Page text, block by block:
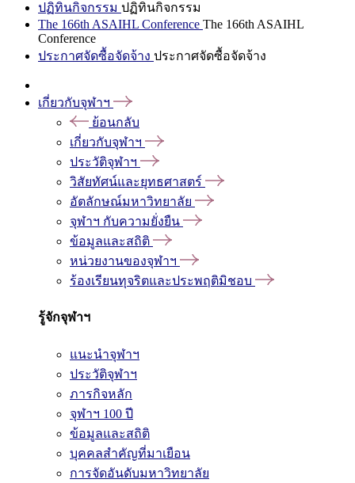
ปฏิทินกิจกรรม ปฏิทินกิจกรรม
The 166th ASAIHL Conference The 166th ASAIHL
Conference
ประกาศจัดซื้อจัดจ้าง ประกาศจัดซื้อจัดจ้าง
เกี่ยวกับจุฬาฯ
ย้อนกลับ
เกี่ยวกับจุฬาฯ
ประวัติจุฬาฯ
วิสัยทัศน์และยุทธศาสตร์
อัตลักษณ์มหาวิทยาลัย
จุฬาฯ กับความยั่งยืน
ข้อมูลและสถิติ
หน่วยงานของจุฬาฯ
ร้องเรียนทุจริตและประพฤติมิชอบ
รู้จักจุฬาฯ
แนะนำจุฬาฯ
ประวัติจุฬาฯ
ภารกิจหลัก
จุฬาฯ 100 ปี
ข้อมูลและสถิติ
บุคคลสำคัญที่มาเยือน
การจัดอันดับมหาวิทยาลัย